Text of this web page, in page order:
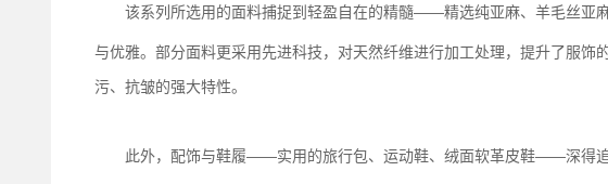
该系列所选用的面料捕捉到轻盈自在的精髓——精选纯亚麻、羊毛丝亚
与优雅。部分面料更采用先进科技，对天然纤维进行加工处理，提升了服饰
污、抗皱的强大特性。
此外，配饰与鞋履——实用的旅行包、运动鞋、绒面软革皮鞋——深得追